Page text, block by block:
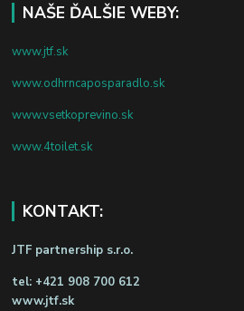
NAŠE ĎALŠIE WEBY:
www.jtf.sk
www.odhrncaposparadlo.sk
www.vsetkoprevino.sk
www.4toilet.sk
KONTAKT:
JTF partnership s.r.o.
tel: +421 908 700 612
www.jtf.sk